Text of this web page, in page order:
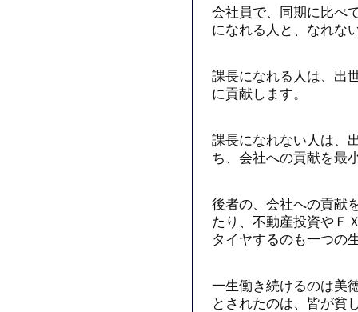
会社員で、同期に比べ
になれる人と、なれな
課長になれる人は、出
に貢献します。
課長になれない人は、
ち、会社への貢献を最
後者の、会社への貢献
たり、不動産投資やＦ
タイヤするのも一つの
一生働き続けるのは美
とされたのは、皆が貧